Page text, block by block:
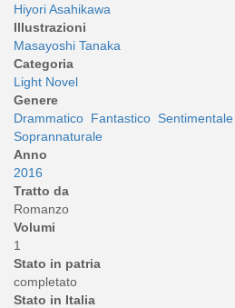
Hiyori Asahikawa
Illustrazioni
Masayoshi Tanaka
Categoria
Light Novel
Genere
Drammatico Fantastico Sentimentale
Soprannaturale
Anno
2016
Tratto da
Romanzo
Volumi
1
Stato in patria
completato
Stato in Italia